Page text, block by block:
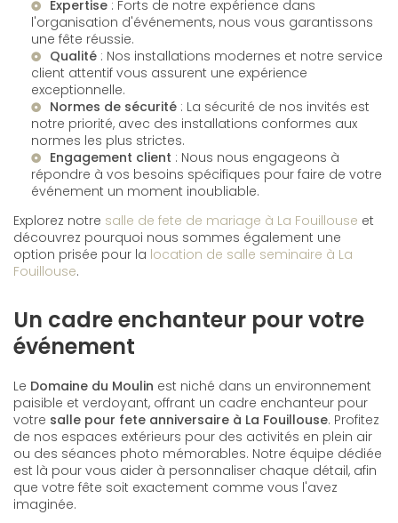
Expertise : Forts de notre expérience dans
l'organisation d'événements, nous vous garantissons
une fête réussie.
Qualité : Nos installations modernes et notre service
client attentif vous assurent une expérience
exceptionnelle.
Normes de sécurité : La sécurité de nos invités est
notre priorité, avec des installations conformes aux
normes les plus strictes.
Engagement client : Nous nous engageons à
répondre à vos besoins spécifiques pour faire de votre
événement un moment inoubliable.
Explorez notre salle de fete de mariage à La Fouillouse et
découvrez pourquoi nous sommes également une
option prisée pour la location de salle seminaire à La
Fouillouse.
Un cadre enchanteur pour votre
événement
Le Domaine du Moulin est niché dans un environnement
paisible et verdoyant, offrant un cadre enchanteur pour
votre salle pour fete anniversaire à La Fouillouse. Profitez
de nos espaces extérieurs pour des activités en plein air
ou des séances photo mémorables. Notre équipe dédiée
est là pour vous aider à personnaliser chaque détail, afin
que votre fête soit exactement comme vous l'avez
imaginée.